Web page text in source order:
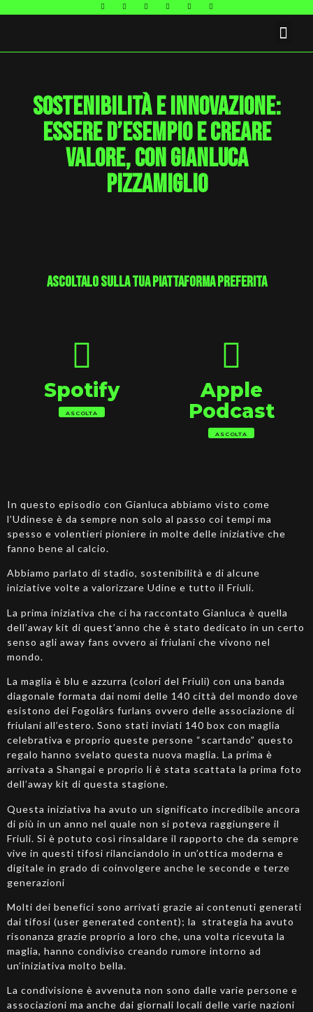
Sostenibilità e innovazione:
essere d’esempio e creare
valore, con Gianluca
Pizzamiglio
ascoltalo sulla tua piattaforma preferita
Spotify
ASCOLTA
Apple
Podcast
ASCOLTA
In questo episodio con Gianluca abbiamo visto come
l’Udinese è da sempre non solo al passo coi tempi ma
spesso e volentieri pioniere in molte delle iniziative che
fanno bene al calcio.
Abbiamo parlato di stadio, sostenibilità e di alcune
iniziative volte a valorizzare Udine e tutto il Friuli.
La prima iniziativa che ci ha raccontato Gianluca è quella
dell’away kit di quest’anno che è stato dedicato in un certo
senso agli away fans ovvero ai friulani che vivono nel
mondo.
La maglia è blu e azzurra (colori del Friuli) con una banda
diagonale formata dai nomi delle 140 città del mondo dove
esistono dei Fogolârs furlans ovvero delle associazione di
friulani all’estero. Sono stati inviati 140 box con maglia
celebrativa e proprio queste persone “scartando” questo
regalo hanno svelato questa nuova maglia. La prima è
arrivata a Shangai e proprio li è stata scattata la prima foto
dell’away kit di questa stagione.
Questa iniziativa ha avuto un significato incredibile ancora
di più in un anno nel quale non si poteva raggiungere il
Friuli. Si è potuto così rinsaldare il rapporto che da sempre
vive in questi tifosi rilanciandolo in un’ottica moderna e
digitale in grado di coinvolgere anche le seconde e terze
generazioni
Molti dei benefici sono arrivati grazie ai contenuti generati
dai tifosi (user generated content); la strategia ha avuto
risonanza grazie proprio a loro che, una volta ricevuta la
maglia, hanno condiviso creando rumore intorno ad
un’iniziativa molto bella.
La condivisione è avvenuta non sono dalle varie persone e
associazioni ma anche dai giornali locali delle varie nazioni